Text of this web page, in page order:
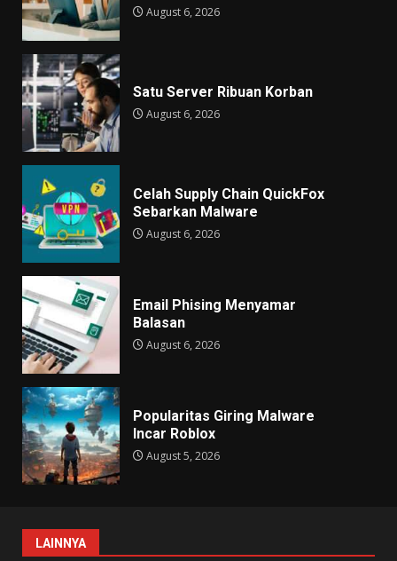
August 6, 2026
Satu Server Ribuan Korban
August 6, 2026
Celah Supply Chain QuickFox
Sebarkan Malware
August 6, 2026
Email Phising Menyamar
Balasan
August 6, 2026
Popularitas Giring Malware
Incar Roblox
August 5, 2026
LAINNYA